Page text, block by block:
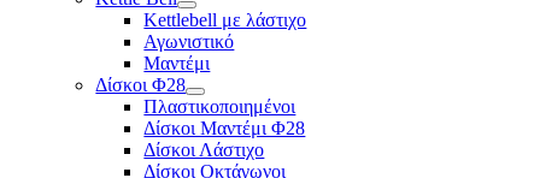
Kettlebell με λάστιχο
Αγωνιστικό
Μαντέμι
Δίσκοι Φ28
Πλαστικοποιημένοι
Δίσκοι Μαντέμι Φ28
Δίσκοι Λάστιχο
Δίσκοι Οκτάγωνοι